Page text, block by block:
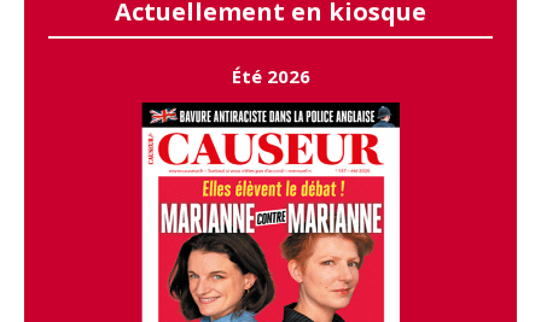
Actuellement en kiosque
Été 2026